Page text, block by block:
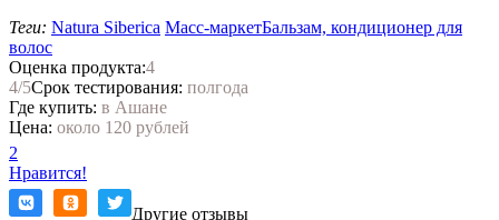
Теги: Natura Siberica Масс-маркетБальзам, кондиционер для
волос
Оценка продукта:4
4/5Срок тестирования: полгода
Где купить: в Ашане
Цена: около 120 рублей
2
Нравится!
Другие отзывы